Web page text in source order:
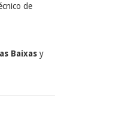
de
Baixas y